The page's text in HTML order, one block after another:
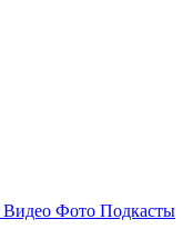
Видео Фото Подкасты